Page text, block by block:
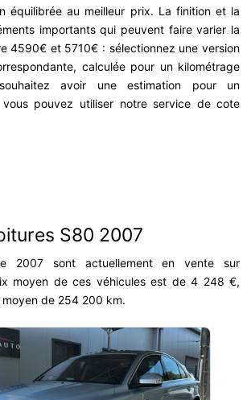
équilibrée au meilleur prix. La finition et la
importants qui peuvent faire varier la
4590€ et 5710€ : sélectionnez une version
calculée pour un kilométrage
avoir une estimation pour un
vous pouvez utiliser notre service de cote
S80 2007
2007 sont actuellement en vente sur
moyen de ces véhicules est de 4 248 €,
de 254 200 km.